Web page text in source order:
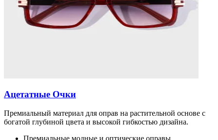
Ацетатные Очки
Премиальный материал для оправ на растительной основе с
богатой глубиной цвета и высокой гибкостью дизайна.
Премиальные модные и оптические оправы